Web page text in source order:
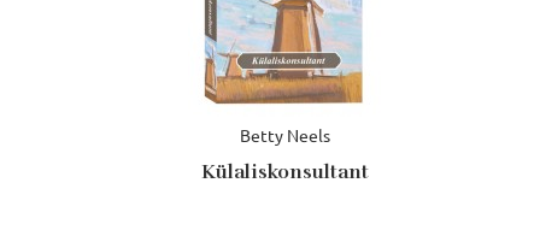
Betty Neels
Külaliskonsultant